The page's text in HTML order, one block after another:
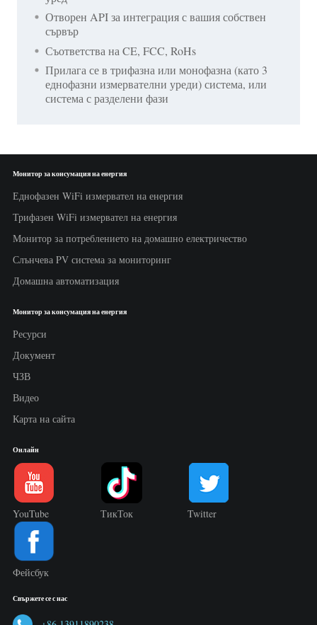
Отворен API за интеграция с вашия собствен
сървър
Съответства на CE, FCC, RoHs
Прилага се в трифазна или монофазна (като 3
еднофазни измервателни уреди) система, или
система с разделени фази
Монитор за консумация на енергия
Еднофазен WiFi измервател на енергия
Трифазен WiFi измервател на енергия
Монитор за потреблението на домашно електричество
Слънчева PV система за мониторинг
Домашна автоматизация
Монитор за консумация на енергия
Ресурси
Документ
ЧЗВ
Видео
Карта на сайта
Онлайн
YouTube ТикТок Twitter
Фейсбук
Свържете се с нас